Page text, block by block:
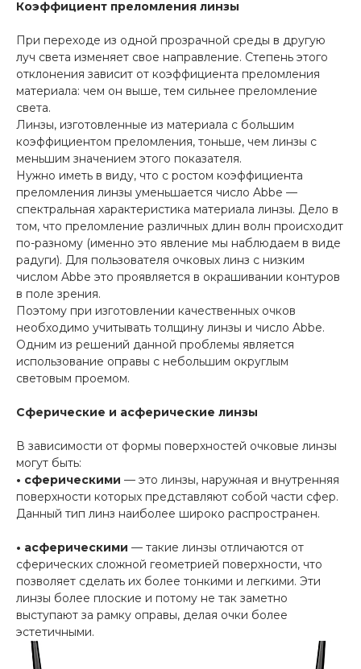
Коэффициент преломления линзы
При переходе из одной прозрачной среды в другую
луч света изменяет свое направление. Степень этого
отклонения зависит от коэффициента преломления
материала: чем он выше, тем сильнее преломление
света.
Линзы, изготовленные из материала с большим
коэффициентом преломления, тоньше, чем линзы с
меньшим значением этого показателя.
Нужно иметь в виду, что с ростом коэффициента
преломления линзы уменьшается число Abbe —
спектральная характеристика материала линзы. Дело в
том, что преломление различных длин волн происходит
по-разному (именно это явление мы наблюдаем в виде
радуги). Для пользователя очковых линз с низким
числом Abbe это проявляется в окрашивании контуров
в поле зрения.
Поэтому при изготовлении качественных очков
необходимо учитывать толщину линзы и число Abbe.
Одним из решений данной проблемы является
использование оправы с небольшим округлым
световым проемом.
Сферические и асферические линзы
В зависимости от формы поверхностей очковые линзы
могут быть:
• сферическими — это линзы, наружная и внутренняя
поверхности которых представляют собой части сфер.
Данный тип линз наиболее широко распространен.
• асферическими — такие линзы отличаются от
сферических сложной геометрией поверхности, что
позволяет сделать их более тонкими и легкими. Эти
линзы более плоские и потому не так заметно
выступают за рамку оправы, делая очки более
эстетичными.